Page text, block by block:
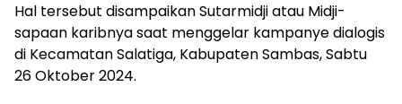
Hal tersebut disampaikan Sutarmidji atau Midji-
sapaan karibnya saat menggelar kampanye dialogis
di Kecamatan Salatiga, Kabupaten Sambas, Sabtu
26 Oktober 2024.